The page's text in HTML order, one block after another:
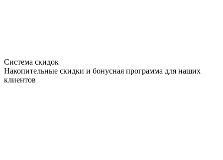
Система скидок
Накопительные скидки и бонусная программа для наших
клиентов